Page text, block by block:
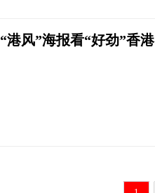
“港风”海报看“好劲”香港